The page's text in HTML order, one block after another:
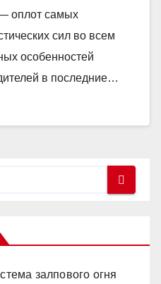
оплот самых
сил во всем
особенностей
в последние…
залпового огня